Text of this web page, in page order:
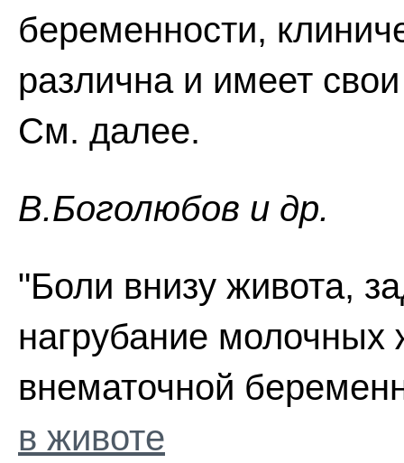
беременности,
различна и имеет
См. далее.
В.Боголюбов и др.
"Боли внизу живота,
нагрубание
внематочной
в животе